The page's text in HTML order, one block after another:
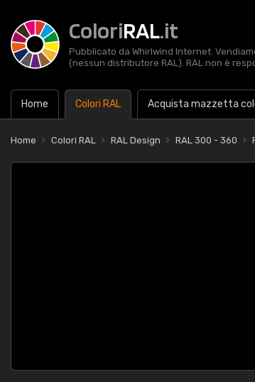
ColoriRAL.it
Pubblicato da Whirlwind Internet.
(nessun distributore RAL). RAL non è
Home Colori RAL Acquista mazzetta
Home Colori RAL RAL Design RAL 300 - 360